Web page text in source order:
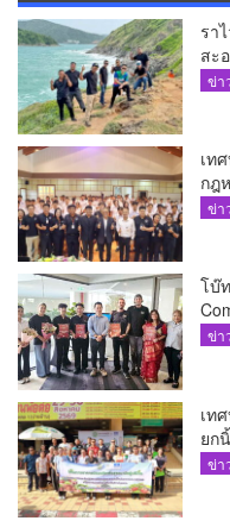
รา
สะ
เที่
ข่า
เท
กฎ
เย
ข่า
โบ๊
นำ
ข่า
เท
ยก
บริ
ข่า